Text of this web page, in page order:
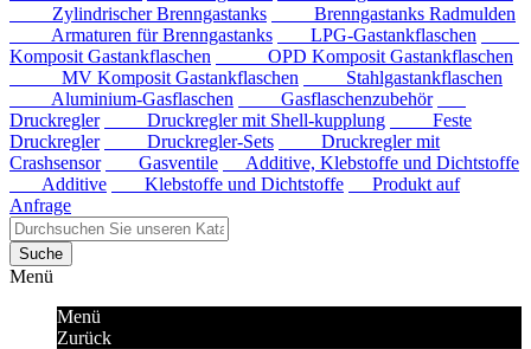
Zylindrischer Brenngastanks
Brenngastanks Radmulden
Armaturen für Brenngastanks
LPG-Gastankflaschen
Komposit Gastankflaschen
OPD Komposit Gastankflaschen
MV Komposit Gastankflaschen
Stahlgastankflaschen
Aluminium-Gasflaschen
Gasflaschenzubehör
Druckregler
Druckregler mit Shell-kupplung
Feste
Druckregler
Druckregler-Sets
Druckregler mit
Crashsensor
Gasventile
Additive, Klebstoffe und Dichtstoffe
Additive
Klebstoffe und Dichtstoffe
Produkt auf
Anfrage
Suche
Menü
Menü
Zurück